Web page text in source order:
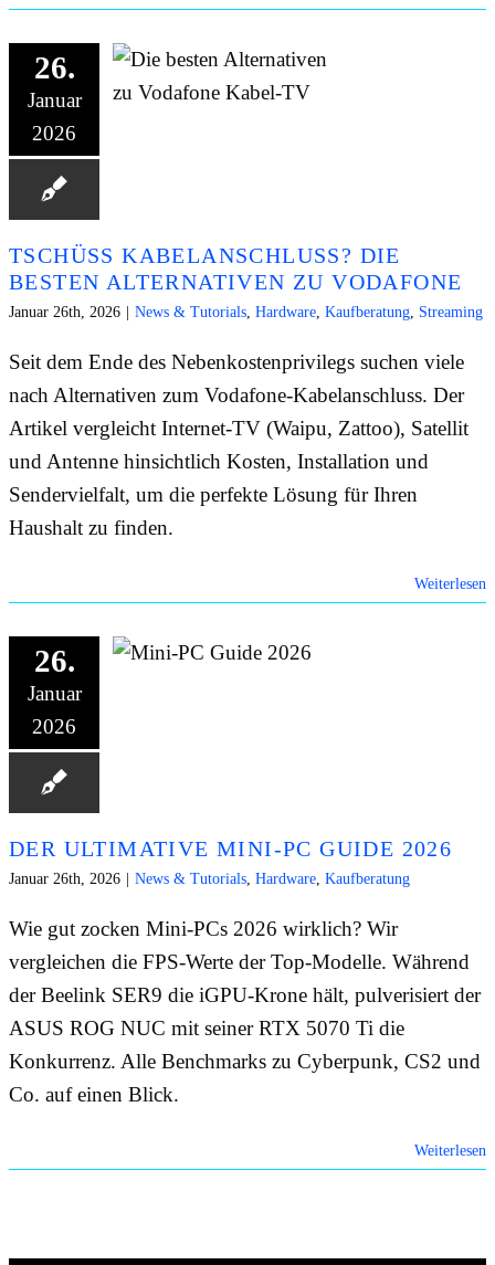
26.
Januar
2026
TSCHÜSS KABELANSCHLUSS? DIE
BESTEN ALTERNATIVEN ZU VODAFONE
Januar 26th, 2026 | News & Tutorials Hardware Kaufberatung Streaming
Seit dem Ende des Nebenkostenprivilegs suchen viele
nach Alternativen zum Vodafone-Kabelanschluss. Der
Artikel vergleicht Internet-TV (Waipu, Zattoo), Satellit
und Antenne hinsichtlich Kosten, Installation und
Sendervielfalt, um die perfekte Lösung für Ihren
Haushalt zu finden.
Weiterlesen
26.
Januar
2026
DER ULTIMATIVE MINI-PC GUIDE 2026
Januar 26th, 2026 | News & Tutorials Hardware Kaufberatung
Wie gut zocken Mini-PCs 2026 wirklich? Wir
vergleichen die FPS-Werte der Top-Modelle. Während
der Beelink SER9 die iGPU-Krone hält, pulverisiert der
ASUS ROG NUC mit seiner RTX 5070 Ti die
Konkurrenz. Alle Benchmarks zu Cyberpunk, CS2 und
Co. auf einen Blick.
Weiterlesen